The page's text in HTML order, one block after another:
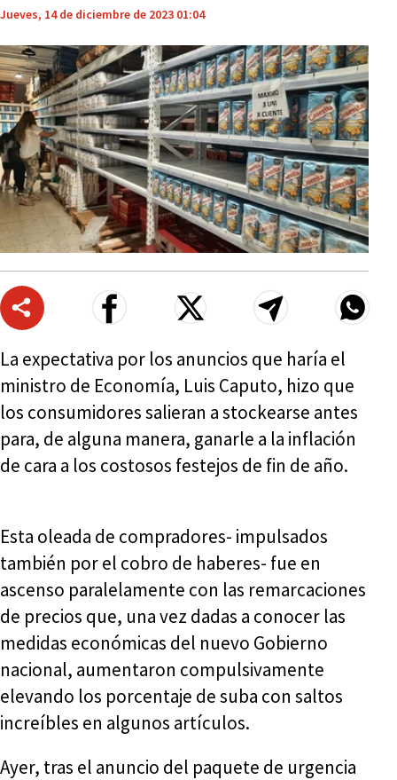
Jueves, 14 de diciembre de 2023 01:04
La expectativa por los anuncios que haría el
ministro de Economía, Luis Caputo, hizo que
los consumidores salieran a stockearse antes
para, de alguna manera, ganarle a la inflación
de cara a los costosos festejos de fin de año.
Esta oleada de compradores- impulsados
también por el cobro de haberes- fue en
ascenso paralelamente con las remarcaciones
de precios que, una vez dadas a conocer las
medidas económicas del nuevo Gobierno
nacional, aumentaron compulsivamente
elevando los porcentaje de suba con saltos
increíbles en algunos artículos.
Ayer, tras el anuncio del paquete de urgencia